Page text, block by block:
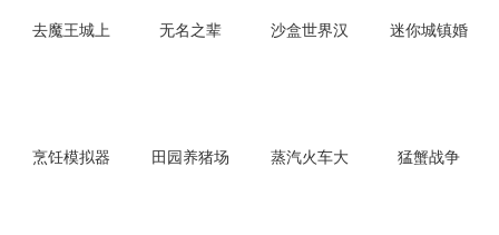
去魔王城上
无名之辈
沙盒世界汉
迷你城镇婚
烹饪模拟器 田园养猪场
蒸汽火车大
猛蟹战争